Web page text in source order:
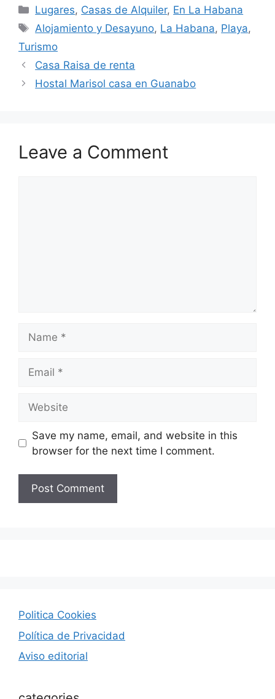
Categories
Lugares, Casas de Alquiler, En La Habana
Tags
Alojamiento y Desayuno, La Habana, Playa,
Turismo
Casa Raisa de renta
Hostal Marisol casa en Guanabo
Leave a Comment
Save my name, email, and website in this
browser for the next time I comment.
Politica Cookies
Política de Privacidad
Aviso editorial